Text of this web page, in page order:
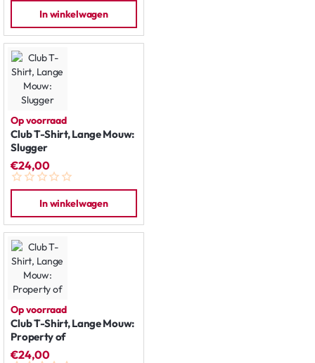
In winkelwagen
Op voorraad
Club T-Shirt, Lange Mouw:
Slugger
€24,00
In winkelwagen
Op voorraad
Club T-Shirt, Lange Mouw:
Property of
€24,00